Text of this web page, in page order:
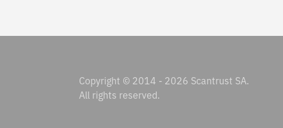
Copyright © 2014 - 2026 Scantrust SA.
All rights reserved.